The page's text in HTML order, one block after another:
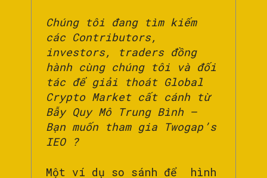
Chúng tôi đang tìm kiếm
các Contributors,
investors, traders đồng
hành cùng chúng tôi và đối
tác để giải thoát Global
Crypto Market cất cánh từ
Bẫy Quy Mô Trung Bình –
Bạn muốn tham gia Twogap’s
IEO ?
Một ví dụ so sánh để hình